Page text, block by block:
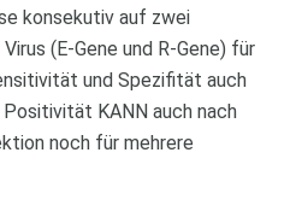
konsekutiv auf zwei
(E-Gene und R-Gene) für
und Spezifität auch
KANN auch nach
noch für mehrere